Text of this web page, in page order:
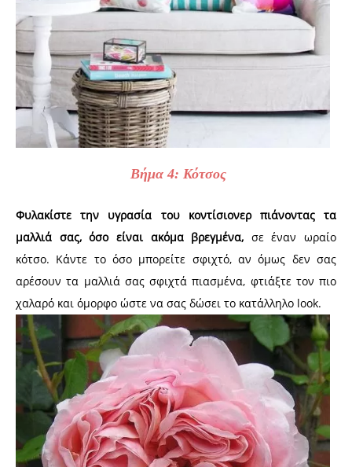
Βήμα 4: Κότσος
Φυλακίστε την υγρασία του κοντίσιονερ πιάνοντας τα
μαλλιά σας, όσο είναι ακόμα βρεγμένα, σε έναν ωραίο
κότσο. Κάντε το όσο μπορείτε σφιχτό, αν όμως δεν σας
αρέσουν τα μαλλιά σας σφιχτά πιασμένα, φτιάξτε τον πιο
χαλαρό και όμορφο ώστε να σας δώσει το κατάλληλο look.